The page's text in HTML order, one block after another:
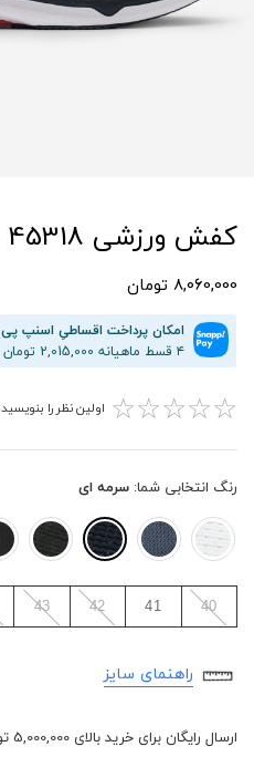
کفش ورزشی 45318
8,060,000 تومان
امکان پرداخت اقساطیِ اسنپ پی
۴ قسط ماهیانه 2,015,000 تومان (بدون کارمزد)
☆
☆
☆
☆
☆ اولین نظر را بنویسید
رنگ انتخابی شما: سرمه ای
40
41
42
43
راهنمای سایز
ارسال رایگان برای خرید بالای 5,000,000 تومان